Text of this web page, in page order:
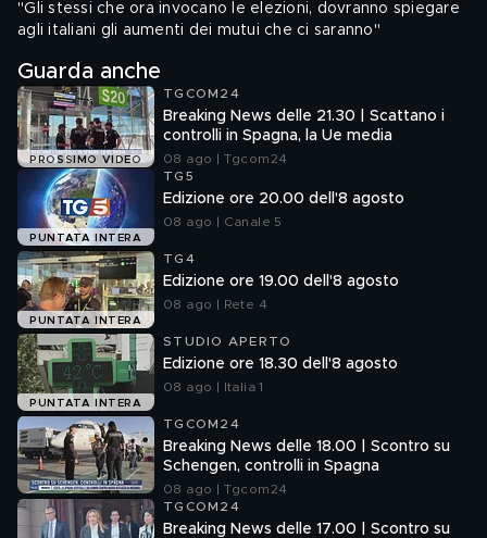
"Gli stessi che ora invocano le elezioni, dovranno spiegare
agli italiani gli aumenti dei mutui che ci saranno"
Guarda anche
PROSSIMO VIDEO
TGCOM24
Breaking News delle 21.30 | Scattano i
controlli in Spagna, la Ue media
08 ago | Tgcom24
PUNTATA INTERA
TG5
Edizione ore 20.00 dell'8 agosto
08 ago | Canale 5
PUNTATA INTERA
TG4
Edizione ore 19.00 dell'8 agosto
08 ago | Rete 4
PUNTATA INTERA
STUDIO APERTO
Edizione ore 18.30 dell'8 agosto
08 ago | Italia 1
TGCOM24
Breaking News delle 18.00 | Scontro su
Schengen, controlli in Spagna
08 ago | Tgcom24
TGCOM24
Breaking News delle 17.00 | Scontro su